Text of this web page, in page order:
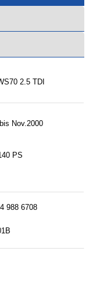
2.5 TDI
Nov.2000
PS
988 6708